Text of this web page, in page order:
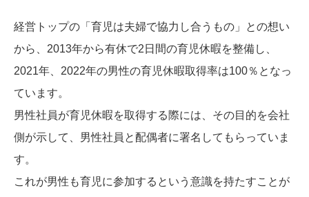
経営トップの「育児は夫婦で協力し合うもの」との想い
から、2013年から有休で2日間の育児休暇を整備し、
2021年、2022年の男性の育児休暇取得率は100％となっ
ています。
男性社員が育児休暇を取得する際には、その目的を会社
側が示して、男性社員と配偶者に署名してもらっていま
す。
これが男性も育児に参加するという意識を持たすことが